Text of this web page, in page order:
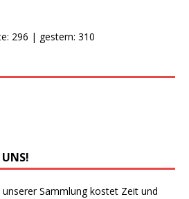
296 | gestern: 310
Sammlung kostet Zeit und